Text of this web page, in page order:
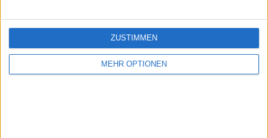
MEHR OPTIONEN
ZUSTIMMEN